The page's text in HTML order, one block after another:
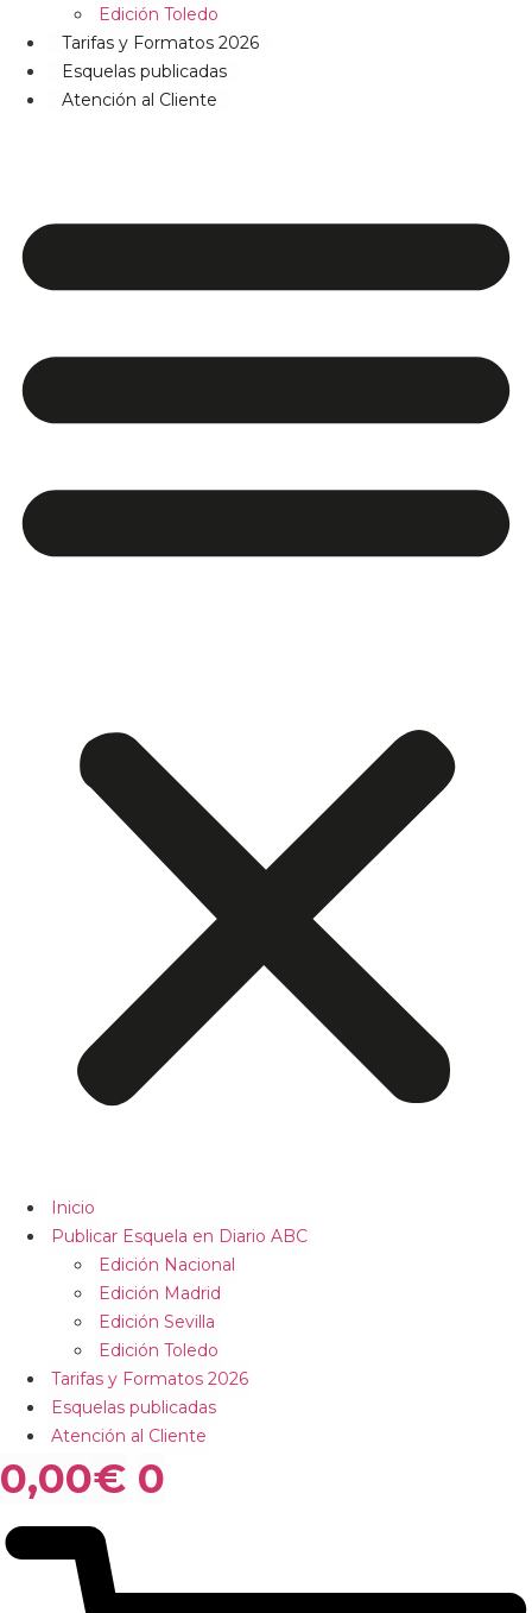
Edición Toledo
Tarifas y Formatos 2026
Esquelas publicadas
Atención al Cliente
Inicio
Publicar Esquela en Diario ABC
Edición Nacional
Edición Madrid
Edición Sevilla
Edición Toledo
Tarifas y Formatos 2026
Esquelas publicadas
Atención al Cliente
0,00€ 0